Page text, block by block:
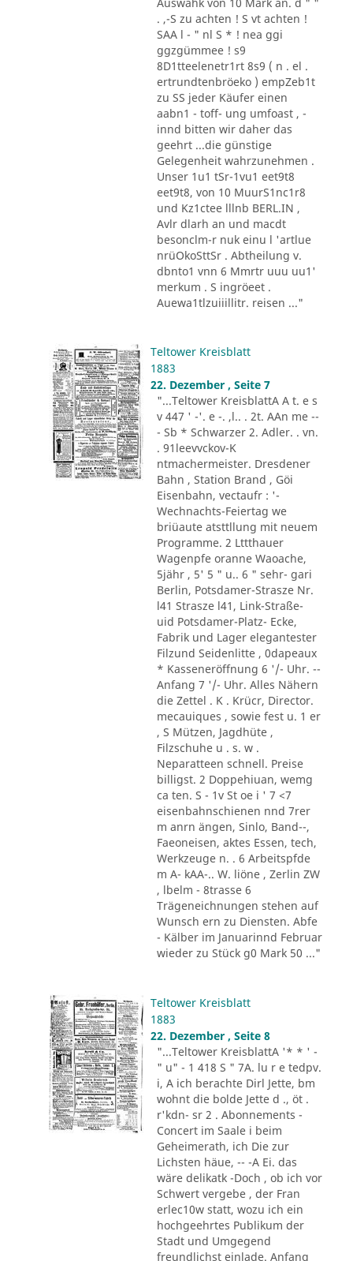
. ,-S zu achten ! S vt achten !
SAA l - " nl S * ! nea ggi
ggzgümmee ! s9
8D1tteelenetr1rt 8s9 ( n . el .
ertrundtenbröeko ) empZeb1t
zu SS jeder Käufer einen
aabn1 - toff- ung umfoast , -
innd bitten wir daher das
geehrt ...die günstige
Gelegenheit wahrzunehmen .
Unser 1u1 tSr-1vu1 eet9t8
eet9t8, von 10 MuurS1nc1r8
und Kz1ctee lllnb BERL.IN ,
Avlr dlarh an und macdt
besonclm-r nuk einu l 'artlue
nrüOkoSttSr . Abtheilung v.
dbnto1 vnn 6 Mmrtr uuu uu1'
merkum . S ingröeet .
Auewa1tlzuiiillitr. reisen ..."
Teltower Kreisblatt
1883
22. Dezember , Seite 7
"...Teltower KreisblattA A t. e s
v 447 ' -'. e -. ,l.. . 2t. AAn me --
- Sb * Schwarzer 2. Adler. . vn.
. 91leevvckov-K
ntmachermeister. Dresdener
Bahn , Station Brand , Göi
Eisenbahn, vectaufr : '-
Wechnachts-Feiertag we
briüaute atsttllung mit neuem
Programme. 2 Lttthauer
Wagenpfe oranne Waoache,
5jähr , 5' 5 " u.. 6 " sehr- gari
Berlin, Potsdamer-Strasze Nr.
l41 Strasze l41, Link-Straße-
uid Potsdamer-Platz- Ecke,
Fabrik und Lager elegantester
Filzund Seidenlitte , 0dapeaux
* Kasseneröffnung 6 '/- Uhr. --
Anfang 7 '/- Uhr. Alles Nähern
die Zettel . K . Krücr, Director.
mecauiques , sowie fest u. 1 er
, S Mützen, Jagdhüte ,
Filzschuhe u . s. w .
Neparatteen schnell. Preise
billigst. 2 Doppehiuan, wemg
ca ten. S - 1v St oe i ' 7 <7
eisenbahnschienen nnd 7rer
m anrn ängen, Sinlo, Band--,
Faeoneisen, aktes Essen, tech,
Werkzeuge n. . 6 Arbeitspfde
m A- kAA-.. W. liöne , Zerlin ZW
, lbelm - 8trasse 6
Trägeneichnungen stehen auf
Wunsch ern zu Diensten. Abfe
- Kälber im Januarinnd Februar
wieder zu Stück g0 Mark 50 ..."
Teltower Kreisblatt
1883
22. Dezember , Seite 8
"...Teltower KreisblattA '* * ' -
" u" - 1 418 S " 7A. lu r e tedpv.
i, A ich berachte Dirl Jette, bm
wohnt die bolde Jette d ., öt .
r'kdn- sr 2 . Abonnements -
Concert im Saale i beim
Geheimerath, ich Die zur
Lichsten häue, -- -A Ei. das
wäre delikatk -Doch , ob ich vor
Schwert vergebe , der Fran
erlec10w statt, wozu ich ein
hochgeehrtes Publikum der
Stadt und Umgegend
freundlichst einlade. Anfang